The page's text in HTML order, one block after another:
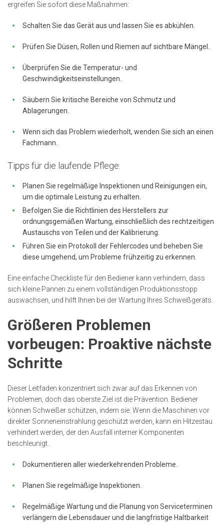
ergreifen Sie sofort diese Maßnahmen:
Schalten Sie das Gerät aus und lassen Sie es abkühlen.
Prüfen Sie Düsen, Rollen und Riemen auf sichtbare Mängel.
Überprüfen Sie die Temperatur- und
Geschwindigkeitseinstellungen.
Säubern Sie kritische Bereiche von Schmutz und
Ablagerungen.
Wenn sich das Problem wiederholt, wenden Sie sich an einen
Fachmann.
Tipps für die laufende Pflege:
Planen Sie regelmäßige Inspektionen und Reinigungen ein,
um die optimale Leistung zu erhalten.
Befolgen Sie die Richtlinien des Herstellers zur
ordnungsgemäßen Wartung, einschließlich des rechtzeitigen
Austauschs von Teilen und der Kalibrierung.
Führen Sie ein Protokoll der Fehlercodes und beheben Sie
diese umgehend, um Probleme frühzeitig zu erkennen.
Eine einfache Checkliste für den Bediener kann verhindern, dass
sich kleine Pannen zu einem vollständigen Produktionsstopp
auswachsen, und hilft Ihnen bei der Wartung Ihres Schweißgeräts.
Größeren Problemen
vorbeugen: Proaktive nächste
Schritte
Dieser Leitfaden konzentriert sich zwar auf das Erkennen von
Problemen, doch das oberste Ziel ist die Prävention. Bediener
können Schweißer schützen, indem sie: Wenn die Maschinen vor
direkter Sonneneinstrahlung geschützt werden, kann ein Hitzestau
verhindert werden, der den Ausfall interner Komponenten
beschleunigt.
Dokumentieren aller wiederkehrenden Probleme.
Planen Sie regelmäßige Inspektionen.
Regelmäßige Wartung und die Planung von Serviceterminen
verlängern die Lebensdauer und die langfristige Haltbarkeit